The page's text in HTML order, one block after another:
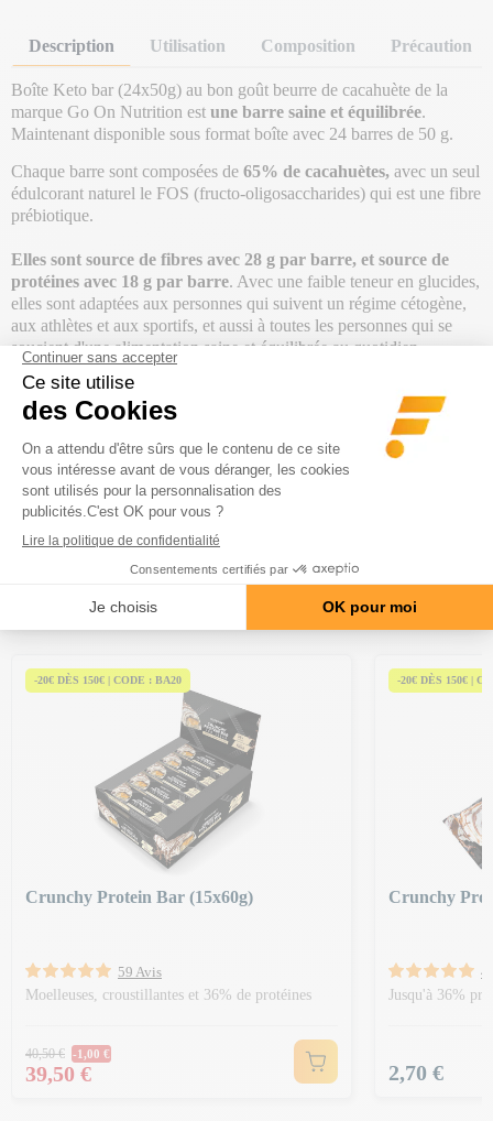
Description Utilisation Composition Précaution
Boîte Keto bar (24x50g) au bon goût beurre de cacahuète de la
marque Go On Nutrition est une barre saine et équilibrée.
Maintenant disponible sous format boîte avec 24 barres de 50 g.
Chaque barre sont composées de 65% de cacahuètes, avec un seul
édulcorant naturel le FOS (fructo-oligosaccharides) qui est une fibre
prébiotique.
Elles sont source de fibres avec 28 g par barre, et source de
protéines avec 18 g par barre. Avec une faible teneur en glucides,
elles sont adaptées aux personnes qui suivent un régime cétogène,
aux athlètes et aux sportifs, et aussi à toutes les personnes qui se
soucient d'une alimentation saine et équilibrée au quotidien.
En plus ces barres sont :
édulcorants artificiels!
Disponibles en goût :Peanut butter.
Poids Net : 1,2 kg
Produit avec édulcorant(s)
PRODUITS DE LA MÊME
CATÉGORIE
-20€ DÈS 150€ | CODE : BA20
Crunchy Protein Bar (15x60g)
59 Avis
Moelleuses, croustillantes et 36% de protéines
Prix Normal
40,50 € -1,00 €
Prix
39,50 €
-20€ DÈS 150€ |
Crunchy
Jusqu'à 36%
Prix
2,70 €